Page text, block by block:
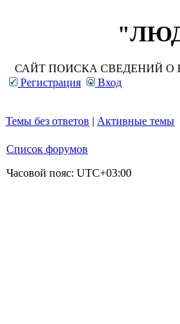
САЙТ ПОИСКА СВЕДЕНИЙ О
Регистрация
Вход
Темы без ответов | Активные темы
Список форумов
Часовой пояс: UTC+03:00